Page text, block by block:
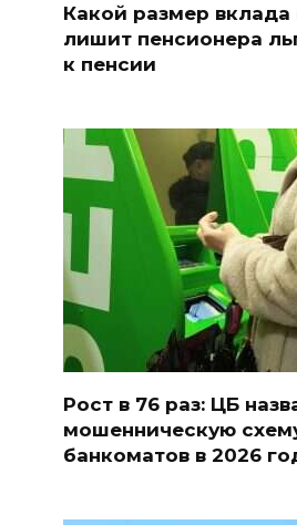
Какой размер вклада
лишит пенсионера
к пенсии
Рост в 76 раз: ЦБ
мошенническую
банкоматов в 2026